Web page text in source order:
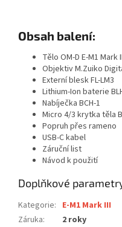
Obsah balení:
Tělo OM-D E-M1 Mark
Objektiv M.Zuiko
Externí blesk FL-LM3
Lithium-Ion baterie
Nabíječka BCH-1
Micro 4/3 krytka těla
Popruh přes rameno
USB-C kabel
Záruční list
Návod k použití
Doplňkové
Kategorie: E-M1 Mark III
Záruka:
2 roky